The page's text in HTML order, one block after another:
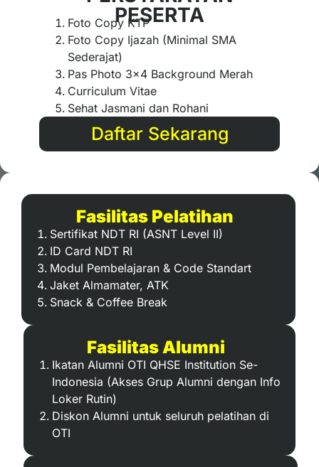
PESERTA
Foto Copy KTP
Foto Copy Ijazah (Minimal SMA
Sederajat)
Pas Photo 3×4 Background Merah
Curriculum Vitae
Sehat Jasmani dan Rohani
Daftar Sekarang
Fasilitas Pelatihan
Sertifikat NDT RI (ASNT Level II)
ID Card NDT RI
Modul Pembelajaran & Code Standart
Jaket Almamater, ATK
Snack & Coffee Break
Fasilitas Alumni
Ikatan Alumni OTI QHSE Institution Se-
Indonesia (Akses Grup Alumni dengan Info
Loker Rutin)
Diskon Alumni untuk seluruh pelatihan di
OTI